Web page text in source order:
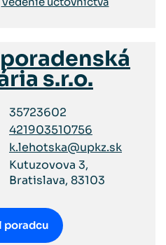
s.r.o.
35723602
421903510756
k.lehotska@upkz.sk
Kutuzovova 3,
Bratislava, 83103
poradcu